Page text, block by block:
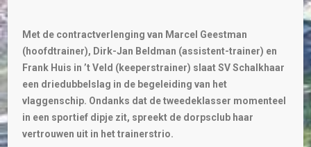
Met de contractverlenging van Marcel Geestman
(hoofdtrainer), Dirk-Jan Beldman (assistent-trainer) en
Frank Huis in ’t Veld (keeperstrainer) slaat SV Schalkhaar
een driedubbelslag in de begeleiding van het
vlaggenschip. Ondanks dat de tweedeklasser momenteel
in een sportief dipje zit, spreekt de dorpsclub haar
vertrouwen uit in het trainerstrio.